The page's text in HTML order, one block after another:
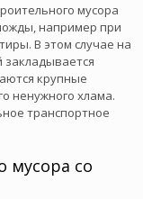
мусора
например при
В этом случае на
закладывается
крупные
ненужного хлама.
транспортное
мусора со